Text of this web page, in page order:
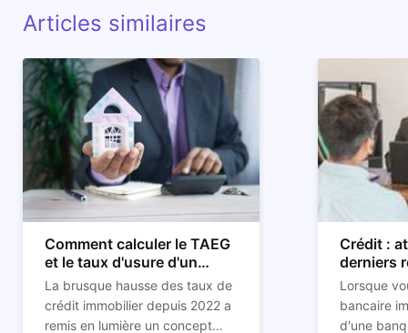
Articles similaires
Comment calculer le TAEG
et le taux d'usure d'un
crédit immobilier ?
La brusque hausse des taux de
crédit immobilier depuis 2022 a
remis en lumière un concept
Crédit :
derniers
Lorsque
bancaire
d'une